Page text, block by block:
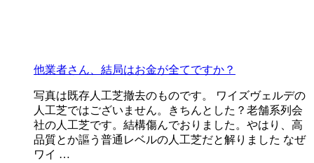
他業者さん、結局はお金が全てですか？
写真は既存人工芝撤去のものです。 ワイズヴェルデの
人工芝ではございません。きちんとした？老舗系列会
社の人工芝です。結構傷んでおりました。やはり、高
品質とか謳う普通レベルの人工芝だと解りました なぜ
ワイ …